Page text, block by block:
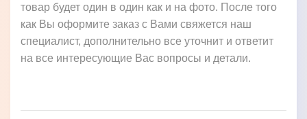
товар будет один в один как и на фото. После того
как Вы оформите заказ с Вами свяжется наш
специалист, дополнительно все уточнит и ответит
на все интересующие Вас вопросы и детали.